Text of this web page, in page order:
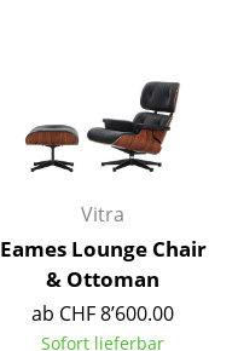
Vitra
Eames Lounge Chair
& Ottoman
ab CHF 8’600.00
Sofort lieferbar